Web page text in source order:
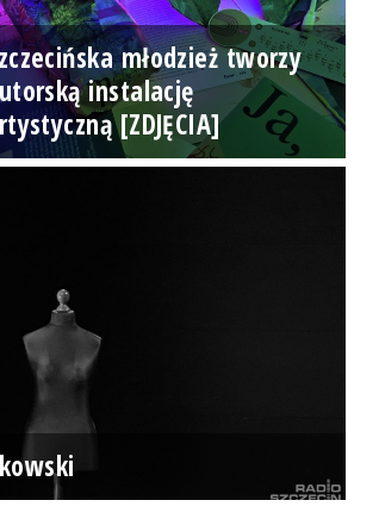
młodzież tworzy
instalację
[ZDJĘCIA]